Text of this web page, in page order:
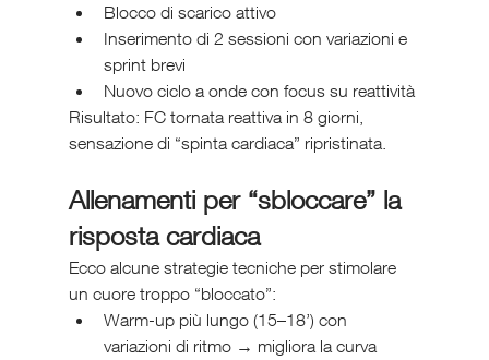
Blocco di scarico attivo
Inserimento di 2 sessioni con variazioni e
sprint brevi
Nuovo ciclo a onde con focus su reattività
Risultato: FC tornata reattiva in 8 giorni,
sensazione di “spinta cardiaca” ripristinata.
Allenamenti per “sbloccare” la
risposta cardiaca
Ecco alcune strategie tecniche per stimolare
un cuore troppo “bloccato”:
Warm-up più lungo (15–18’) con
variazioni di ritmo → migliora la curva